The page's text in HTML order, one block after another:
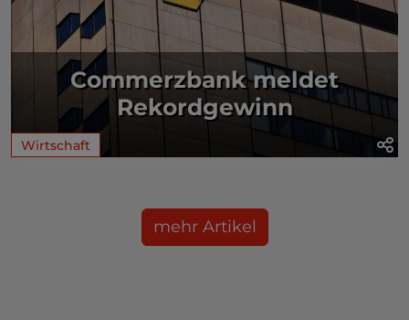
Commerzbank meldet
Rekordgewinn
Wirtschaft
mehr Artikel